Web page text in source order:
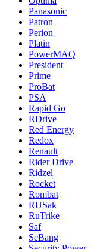
Panasonic
Patron
Perion
Platin
PowerMAQ
President
Prime
ProBat
PSA
Rapid Go
RDrive
Red Energy
Redox
Renault
Rider Drive
Ridzel
Rocket
Rombat
RUSak
RuTrike
Saf
SeBang